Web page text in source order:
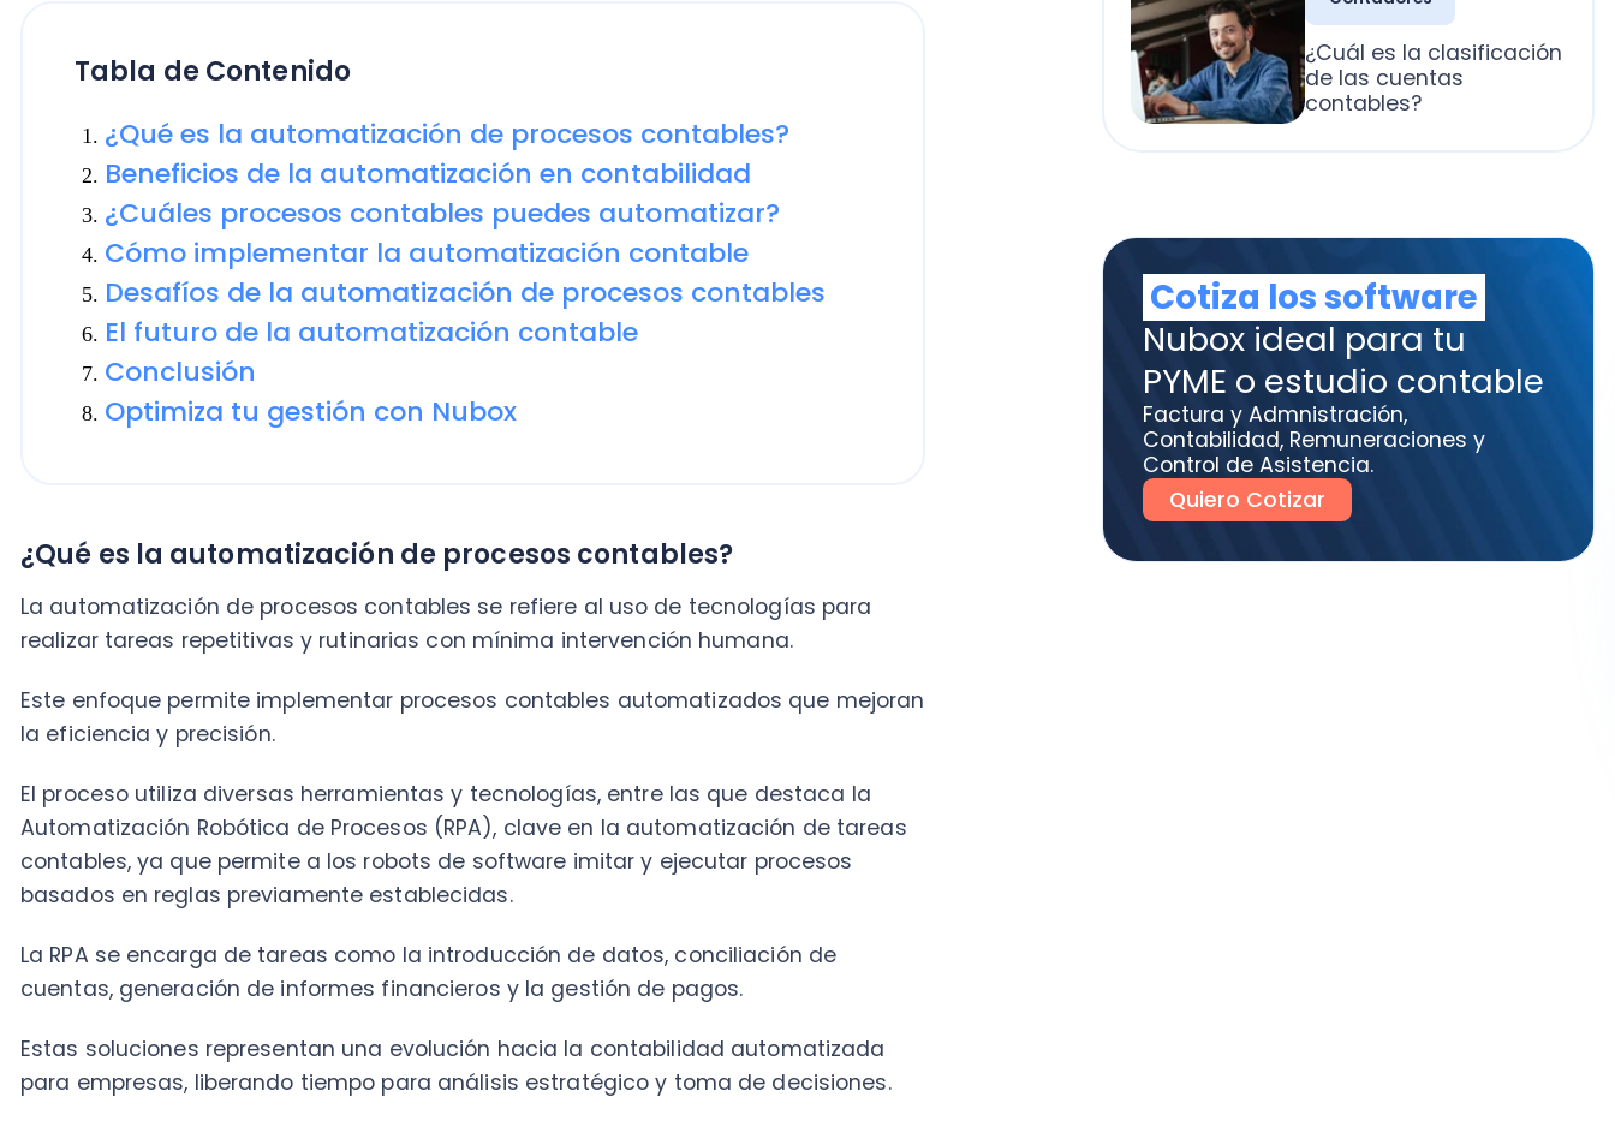
Cómo implementar la automatización contable
Desafíos de la automatización de procesos contables
El futuro de la automatización contable
Conclusión
Optimiza tu gestión con Nubox
¿Qué es la automatización de procesos contables?
La automatización de procesos contables se refiere al uso de tecnologías para
El proceso utiliza diversas herramientas y tecnologías, entre las que destaca la
Automatización Robótica de Procesos (RPA), clave en la automatización de tareas
contables, ya que permite a los robots de software imitar y ejecutar procesos
La RPA se encarga de tareas como la introducción de datos, conciliación de
cuentas, generación de informes financieros y la gestión de pagos.
Estas soluciones representan una evolución hacia la contabilidad automatizada
para empresas, liberando tiempo para análisis estratégico y toma de decisiones.
Beneficios de la automatización en contabilidad
La implementación de la automatización en la contabilidad, a través de sistemas
contables y otras herramientas, ofrece múltiples beneficios que se traducen en
Estos son los beneficios de la contabilidad automatizada más relevantes:
Cotiza los software
Factura y Admnistración,
Contabilidad, Remuneraciones y
Control de Asistencia.
Quiero Cotizar